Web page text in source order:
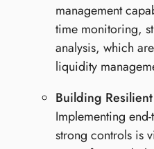
management
time monitoring,
analysis, which
liquidity
Building
Implementing
strong controls is